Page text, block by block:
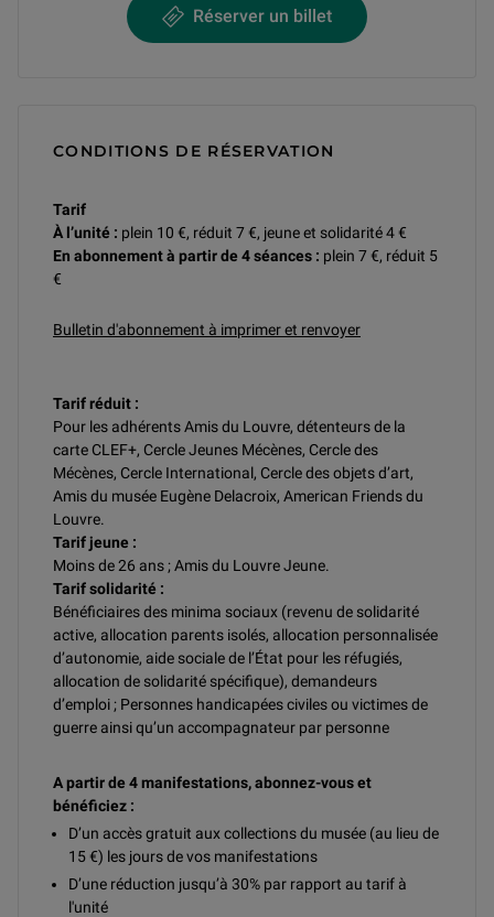
Réserver un billet
CONDITIONS DE RÉSERVATION
Tarif
À l’unité : plein 10 €, réduit 7 €, jeune et solidarité 4 €
En abonnement à partir de 4 séances : plein 7 €, réduit 5
€
Bulletin d'abonnement à imprimer et renvoyer
Tarif réduit :
Pour les adhérents Amis du Louvre, détenteurs de la
carte CLEF+, Cercle Jeunes Mécènes, Cercle des
Mécènes, Cercle International, Cercle des objets d’art,
Amis du musée Eugène Delacroix, American Friends du
Louvre.
Tarif jeune :
Moins de 26 ans ; Amis du Louvre Jeune.
Tarif solidarité :
Bénéficiaires des minima sociaux (revenu de solidarité
active, allocation parents isolés, allocation personnalisée
d’autonomie, aide sociale de l’État pour les réfugiés,
allocation de solidarité spécifique), demandeurs
d’emploi ; Personnes handicapées civiles ou victimes de
guerre ainsi qu’un accompagnateur par personne
A partir de 4 manifestations, abonnez-vous et
bénéficiez :
D’un accès gratuit aux collections du musée (au lieu de
15 €) les jours de vos manifestations
D’une réduction jusqu’à 30% par rapport au tarif à
l'unité